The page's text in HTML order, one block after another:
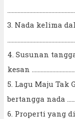
3. Nada kelima
4. Susunan
kesan
5. Lagu Maju Tak
bertangga nada
6. Properti yang